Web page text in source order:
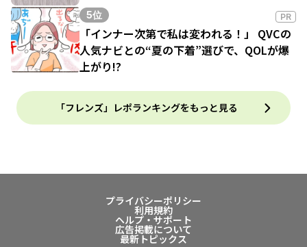
5位 PR
「インナー次第で私は変われる！」 QVCの
人気ナビとの“夏の下着”選びで、QOLが爆
上がり!?
「フレンズ」レポランキングをもっと見る
プライバシーポリシー
利用規約
ヘルプ・サポート
広告掲載について
最新トピックス